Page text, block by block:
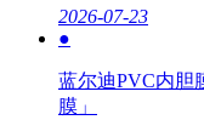
2026-07-23
●
蓝尔迪PVC内胆
膜」